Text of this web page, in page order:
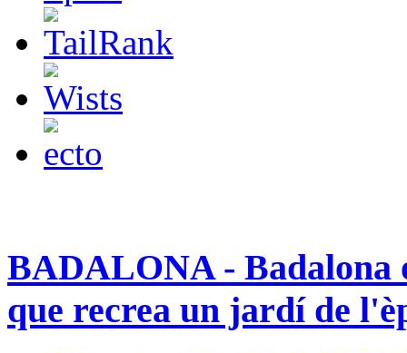
BADALONA - Badalona
que recrea un jardí de